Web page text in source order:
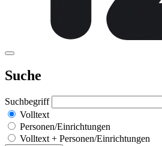
Suche
Suchbegriff
Volltext
Personen/Einrichtungen
Volltext + Personen/Einrichtungen